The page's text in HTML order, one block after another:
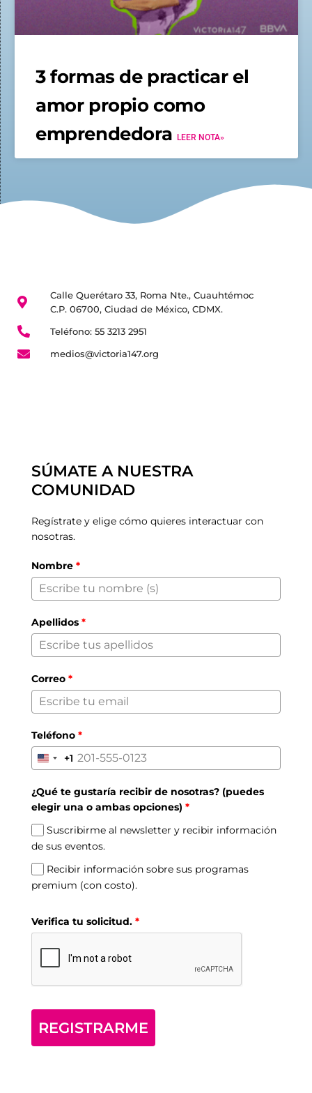
3 formas de practicar el
amor propio como
emprendedora LEER NOTA»
Calle Querétaro 33, Roma Nte., Cuauhtémoc
C.P. 06700, Ciudad de México, CDMX.
Teléfono: 55 3213 2951
medios@victoria147.org
SÚMATE A NUESTRA
COMUNIDAD
Regístrate y elige cómo quieres interactuar con
nosotras.
Nombre *
Apellidos *
Correo *
Teléfono *
United
+1
+1
¿Qué te gustaría recibir de nosotras? (puedes
elegir una o ambas opciones) *
Suscribirme al newsletter y recibir información
de sus eventos.
Recibir información sobre sus programas
premium (con costo).
Verifica tu solicitud. *
REGISTRARME